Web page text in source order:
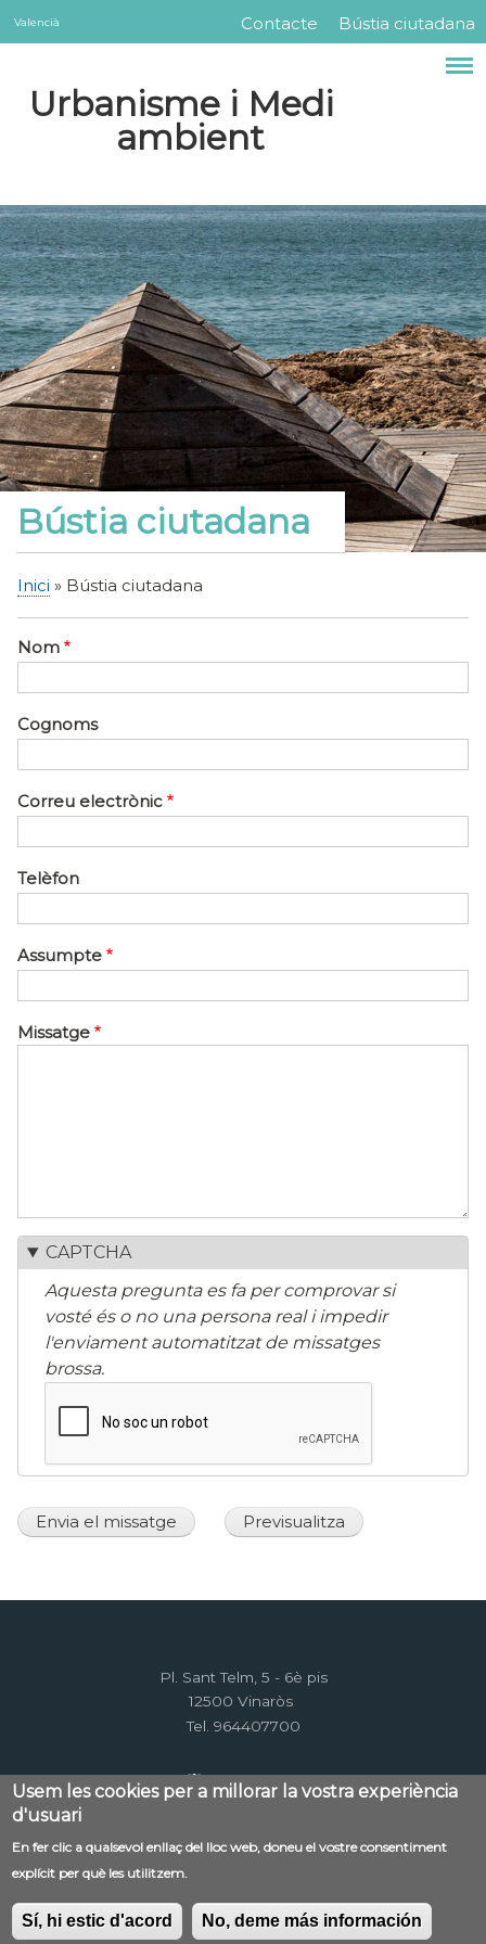
Vés
al
Valencià
Menú
superior
Contacte Bústia ciutadana
Urbanisme i Medi
ambient
Bústia ciutadana
Inici Bústia ciutadana
Nom
Cognoms
Correu electrònic
Telèfon
Assumpte
Missatge
CAPTCHA
Aquesta pregunta es fa per comprovar si
vosté és o no una persona real i impedir
l'enviament automatitzat de missatges
brossa.
Pl. Sant Telm, 5 - 6è pis
12500 Vinaròs
Tel. 964407700
Menú
al
pie
Contacte Avís legal
Política de privacitat
RSS
Usem les cookies per a millorar la vostra experiència
d'usuari
En fer clic a qualsevol enllaç del lloc web, doneu el vostre consentiment
explícit per què les utilitzem.
Sí, hi estic d'acord No, deme más información